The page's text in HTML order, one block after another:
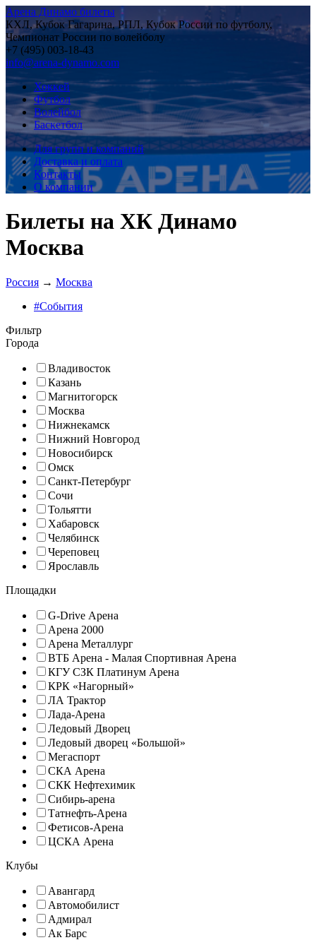
Арена Динамо билеты
КХЛ, Кубок Гагарина, РПЛ, Кубок России по футболу,
Чемпионат России по волейболу
+7 (495) 003-18-43
info@arena-dynamo.com
Хоккей
Футбол
Волейбол
Баскетбол
Для групп и компаний
Доставка и оплата
Контакты
О компании
Билеты на ХК Динамо
Москва
Россия → Москва
#События
Фильтр
Города
Владивосток
Казань
Магнитогорск
Москва
Нижнекамск
Нижний Новгород
Новосибирск
Омск
Санкт-Петербург
Сочи
Тольятти
Хабаровск
Челябинск
Череповец
Ярославль
Площадки
G-Drive Арена
Арена 2000
Арена Металлург
ВТБ Арена - Малая Спортивная Арена
КГУ СЗК Платинум Арена
КРК «Нагорный»
ЛА Трактор
Лада-Арена
Ледовый Дворец
Ледовый дворец «Большой»
Мегаспорт
СКА Арена
СКК Нефтехимик
Сибирь-арена
Татнефть-Арена
Фетисов-Арена
ЦСКА Арена
Клубы
Авангард
Автомобилист
Адмирал
Ак Барс